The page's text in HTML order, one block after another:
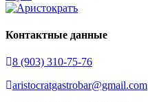
Контактные данные
8 (903) 310‑75‑76
aristocratgastrobar@gmail.com